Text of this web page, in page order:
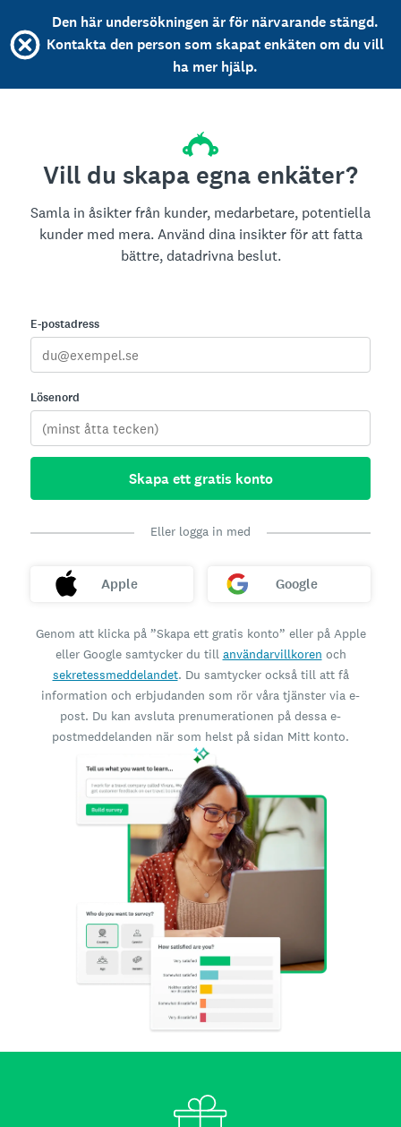
Den här undersökningen är för närvarande stängd.
Kontakta den person som skapat enkäten om du vill
ha mer hjälp.
Vill du skapa egna enkäter?
Samla in åsikter från kunder, medarbetare, potentiella
kunder med mera. Använd dina insikter för att fatta
bättre, datadrivna beslut.
E-postadress
Lösenord
Skapa ett gratis konto
Eller logga in med
Apple Google
Genom att klicka på ”Skapa ett gratis konto” eller på Apple
eller Google samtycker du till användarvillkoren och
sekretessmeddelandet. Du samtycker också till att få
information och erbjudanden som rör våra tjänster via e-
post. Du kan avsluta prenumerationen på dessa e-
postmeddelanden när som helst på sidan Mitt konto.